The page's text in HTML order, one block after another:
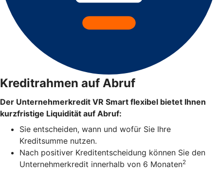
Kreditrahmen auf Abruf
Der Unternehmerkredit VR Smart flexibel bietet Ihnen
kurzfristige Liquidität auf Abruf:
Sie entscheiden, wann und wofür Sie Ihre
Kreditsumme nutzen.
Nach positiver Kreditentscheidung können Sie den
Unternehmerkredit innerhalb von 6 Monaten2